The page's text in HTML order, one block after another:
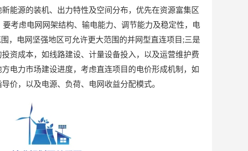
能源的装机、出力特性及空间分布，优先在资源富集区
考虑电网网架结构、输电能力、调节能力及稳定性，电
，电网坚强地区可允许更大范围的并网型直连项目;三是
资成本，如线路建设、计量设备投入，以及运营维护费
电力市场建设进度，考虑直连项目的电价形成机制，如
价，以及电源、负荷、电网收益分配模式。